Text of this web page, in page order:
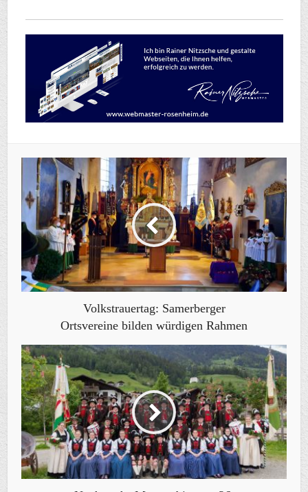
Volkstrauertag: Samerberger
Ortsvereine bilden würdigen Rahmen